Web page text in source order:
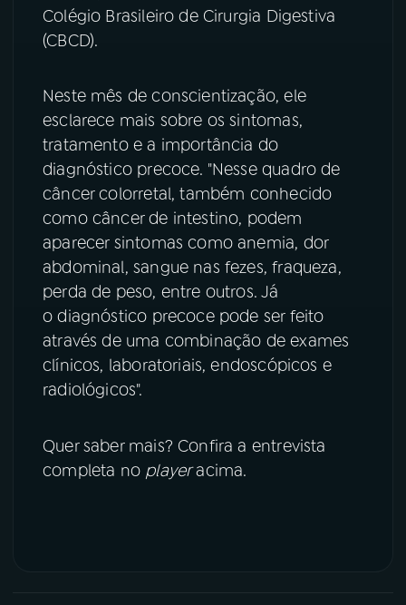
TikTok
Colégio Brasileiro de Cirurgia Digestiva
(CBCD).
Neste mês de conscientização, ele
esclarece mais sobre os sintomas,
tratamento e a importância do
diagnóstico precoce. "Nesse quadro de
câncer colorretal, também conhecido
como câncer de intestino, podem
aparecer sintomas como anemia, dor
abdominal, sangue nas fezes, fraqueza,
perda de peso, entre outros. Já
o diagnóstico precoce pode ser feito
através de uma combinação de exames
clínicos, laboratoriais, endoscópicos e
radiológicos".
Quer saber mais? Confira a entrevista
completa no playeracima.